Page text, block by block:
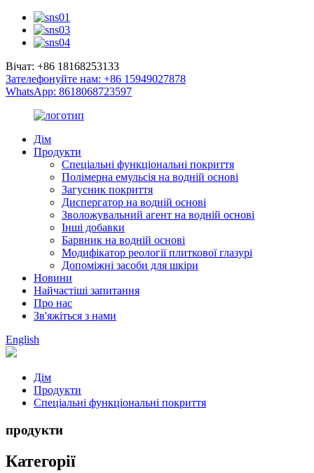
Вічат: +86 18168253133
Зателефонуйте нам: +86 15949027878
WhatsApp: 8618068723597
Дім
Продукти
Спеціальні функціональні покриття
Полімерна емульсія на водній основі
Загусник покриття
Диспергатор на водній основі
Зволожувальний агент на водній основі
Інші добавки
Барвник на водній основі
Модифікатор реології плиткової глазурі
Допоміжні засоби для шкіри
Новини
Найчастіші запитання
Про нас
Зв'яжіться з нами
English
Дім
Продукти
Спеціальні функціональні покриття
продукти
Категорії